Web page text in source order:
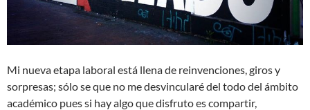
Mi nueva etapa laboral está llena de reinvenciones, giros y
sorpresas; sólo se que no me desvincularé del todo del ámbito
académico pues si hay algo que disfruto es compartir,